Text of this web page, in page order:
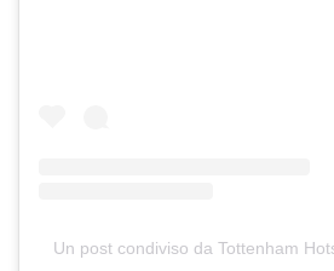
Un post condiviso da Tottenham